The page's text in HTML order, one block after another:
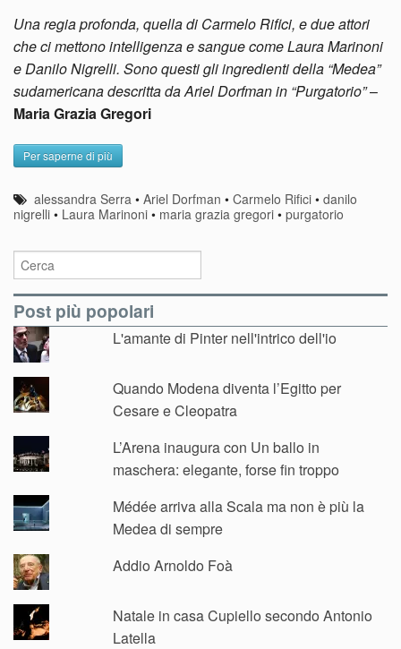
Una regia profonda, quella di Carmelo Rifici, e due attori
che ci mettono intelligenza e sangue come Laura Marinoni
e Danilo Nigrelli. Sono questi gli ingredienti della “Medea”
sudamericana descritta da Ariel Dorfman in “Purgatorio”–
Maria Grazia Gregori
Per saperne di più
alessandra Serra •Ariel Dorfman •Carmelo Rifici •danilo
nigrelli • Laura Marinoni • maria grazia gregori • purgatorio
Post più popolari
L'amante di Pinter nell'intrico dell'io
Quando Modena diventa l’Egitto per
Cesare e Cleopatra
L’Arena inaugura con Un ballo in
maschera: elegante, forse fin troppo
Médée arriva alla Scala ma non è più la
Medea di sempre
Addio Arnoldo Foà
Natale in casa Cupiello secondo Antonio
Latella